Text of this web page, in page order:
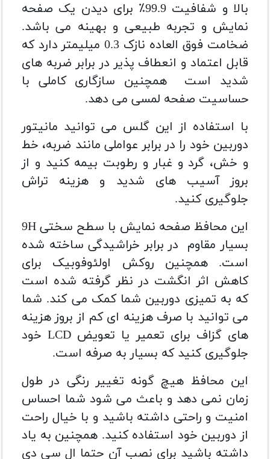
بالا و شفافیت 99.9٪ برای دیدن یک صفحه
نمایش و تجربه طبیعی و بهینه می باشد.
ضخامت فوق العاده نازک 0.3 میلیمتر دارد که
قابل اعتماد و انعطاف پذیر در برابر ضربه های
شدید است همچنین سازگاری کاملی با
حساسیت صفحه لمسی می دهد.
با استفاده از این گلس می توانید مانیتور
دوربین خود را در برابر عواملی مانند ضربه، خط
و خش، گرد و غبار و رطوبت بیمه کنید و از
بروز آسیب های شدید و هزینه تراش
جلوگیری کنید.
این محافظ صفحه نمایش با سطح سختی 9H
بسیار مقاوم در برابر خراشیدگی ساخته شده
است. همچنین روکش اولئوفوبیک برای
کاهش اثر انگشت در نظر گرفته شده است
که به تمیزی دوربین شما کمک می کند. شما
می توانید با صرف هزینه ای کم از بروز هزینه
های گزاف برای تعمیر یا تعویض LCD خود
جلوگیری کنید که بسیار به صرفه است.
این محافظ هیچ گونه تغییر رنگی در طول
زمان نمی دهد و باعث می شود شما احساس
امنیت و راحتی داشته باشید و با خیال راحت
از دوربین خود استفاده کنید. همچنین به یاد
داشته باشید برای نصب آن حتما ال سی دی